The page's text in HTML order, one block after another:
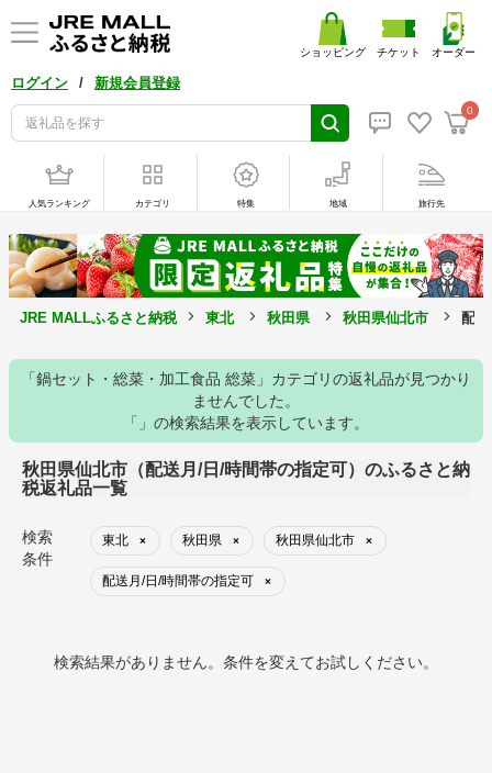
ログイン / 新規会員登録
0
ショッピング チケット オーダー
人気ランキング カテゴリ 特集 地域 旅行先
JRE MALLふるさと納税 東北 秋田県 秋田県仙北市 配
「鍋セット・総菜・加工食品 総菜」カテゴリの返礼品が見つかり
ませんでした。
「」の検索結果を表示しています。
秋田県仙北市（配送月/日/時間帯の指定可）のふるさと納
税返礼品一覧
検索
条件
東北 × 秋田県 × 秋田県仙北市 ×
配送月/日/時間帯の指定可 ×
検索結果がありません。条件を変えてお試しください。